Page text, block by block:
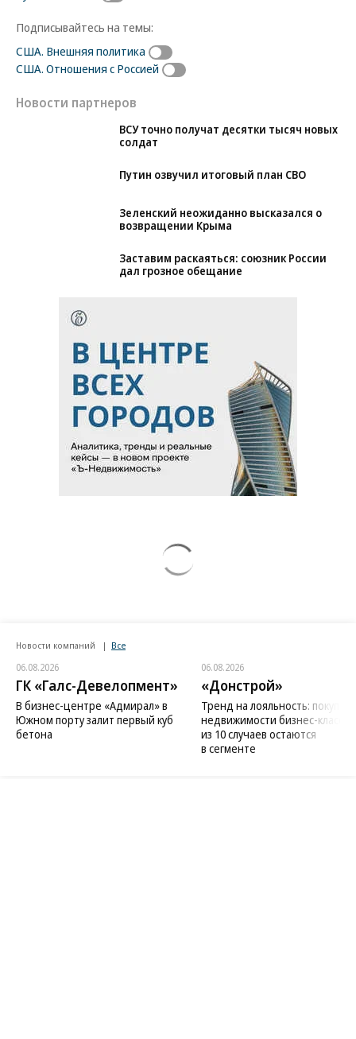
Подписывайтесь на темы:
США. Внешняя политика
США. Отношения с Россией
Новости партнеров
ВСУ точно получат десятки тысяч новых
солдат
Зеленский неожиданно высказался о
Заставим раскаяться: союзник России
Новости компаний
06.08.2026
ГК «Галс-Девелопмент»
В бизнес-центре «Адмирал» в
Южном порту залит первый куб
06.08.2026
«Донстрой»
Тренд на лояльность:
недвижимости бизнес-класса
из 10 случаев остаются